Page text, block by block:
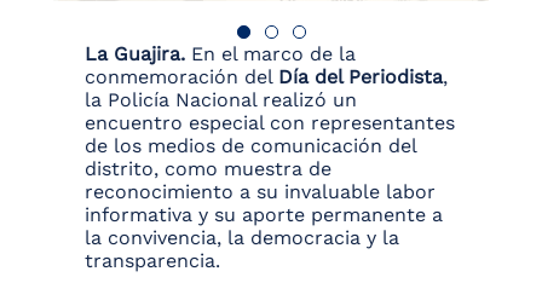
La Guajira. En el marco de la
conmemoración del Día del Periodista,
la Policía Nacional realizó un
encuentro especial con representantes
de los medios de comunicación del
distrito, como muestra de
reconocimiento a su invaluable labor
informativa y su aporte permanente a
la convivencia, la democracia y la
transparencia.